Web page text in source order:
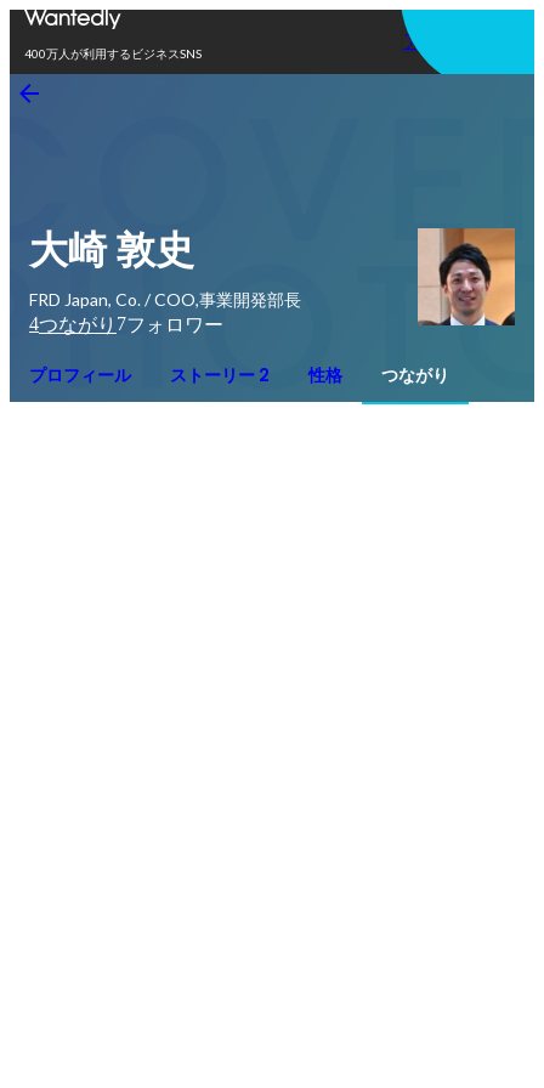
400万人が利用するビジネスSNS
アプリを使う
大崎 敦史
FRD Japan, Co. / COO,事業開発部長
4つながり 7フォロワー
プロフィール ストーリー 2 性格 つながり